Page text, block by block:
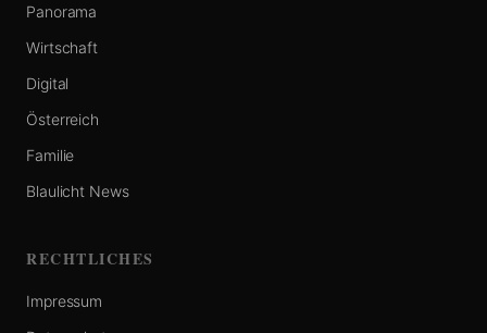
Panorama
Wirtschaft
Digital
Österreich
Familie
Blaulicht News
RECHTLICHES
Impressum